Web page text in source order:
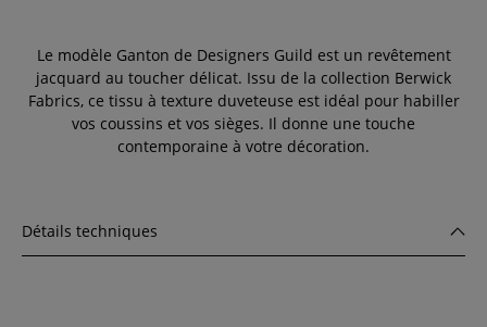
Le modèle Ganton de Designers Guild est un revêtement
jacquard au toucher délicat. Issu de la collection Berwick
Fabrics, ce tissu à texture duveteuse est idéal pour habiller
vos coussins et vos sièges. Il donne une touche
contemporaine à votre décoration.
Détails techniques